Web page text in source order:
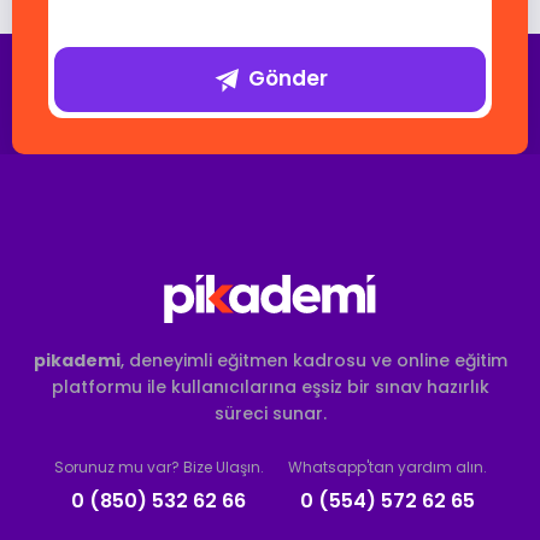
Gönder
pikademi, deneyimli eğitmen kadrosu ve online eğitim
platformu ile kullanıcılarına eşsiz bir sınav hazırlık
süreci sunar.
Sorunuz mu var? Bize Ulaşın.
0 (850) 532 62 66
Whatsapp'tan yardım alın.
0 (554) 572 62 65